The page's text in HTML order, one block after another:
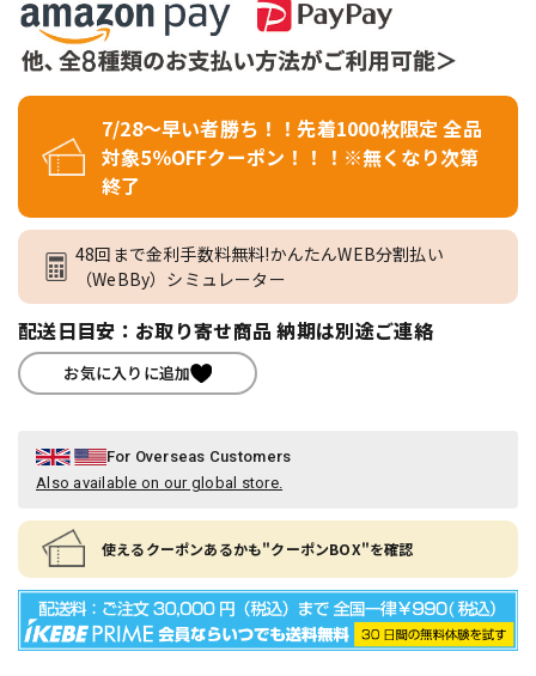
7/28～早い者勝ち！！先着1000枚限定 全品
対象5％OFFクーポン！！！※無くなり次第
終了
48回まで金利手数料無料!かんたんWEB分割払い
（WeBBy）シミュレーター
配送日目安：お取り寄せ商品 納期は別途ご連絡
お気に入りに追加
For Overseas Customers
Also available on our global store.
使えるクーポンあるかも"クーポンBOX"を確認